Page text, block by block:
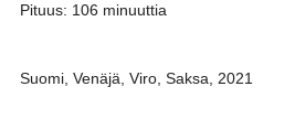
Pituus: 106 minuuttia
Suomi, Venäjä, Viro, Saksa, 2021